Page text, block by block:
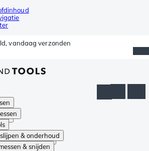
vandaag verzonden
& onderhoud
& snijden
& onderhoud